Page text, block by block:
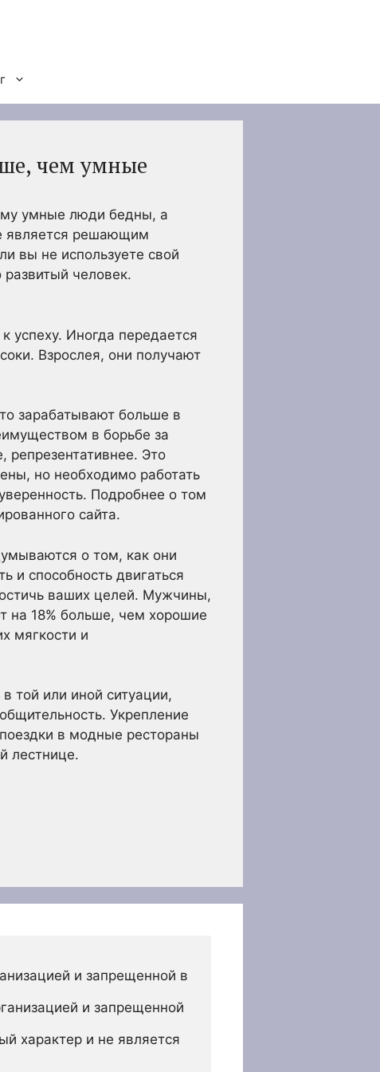
чем умные
умные люди бедны, а
является решающим
вы не используете свой
человек.
успеху. Иногда передается
Взрослея, они получают
зарабатывают больше в
в борьбе за
репрезентативнее. Это
но необходимо работать
Подробнее о том
сайта.
о том, как они
и способность двигаться
ваших целей. Мужчины,
на 18% больше, чем хорошие
мягкости и
в той или иной ситуации,
Укрепление
в модные рестораны
лестнице.
и запрещенной в
и запрещенной
характер и не является